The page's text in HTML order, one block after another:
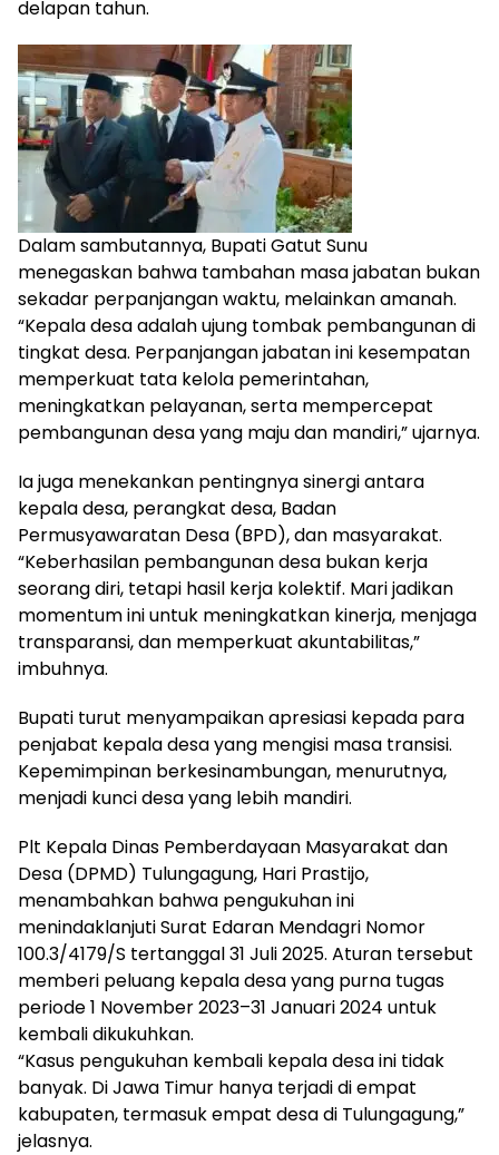
delapan tahun.
Dalam sambutannya, Bupati Gatut Sunu
menegaskan bahwa tambahan masa jabatan bukan
sekadar perpanjangan waktu, melainkan amanah.
“Kepala desa adalah ujung tombak pembangunan di
tingkat desa. Perpanjangan jabatan ini kesempatan
memperkuat tata kelola pemerintahan,
meningkatkan pelayanan, serta mempercepat
pembangunan desa yang maju dan mandiri,” ujarnya.
Ia juga menekankan pentingnya sinergi antara
kepala desa, perangkat desa, Badan
Permusyawaratan Desa (BPD), dan masyarakat.
“Keberhasilan pembangunan desa bukan kerja
seorang diri, tetapi hasil kerja kolektif. Mari jadikan
momentum ini untuk meningkatkan kinerja, menjaga
transparansi, dan memperkuat akuntabilitas,”
imbuhnya.
Bupati turut menyampaikan apresiasi kepada para
penjabat kepala desa yang mengisi masa transisi.
Kepemimpinan berkesinambungan, menurutnya,
menjadi kunci desa yang lebih mandiri.
Plt Kepala Dinas Pemberdayaan Masyarakat dan
Desa (DPMD) Tulungagung, Hari Prastijo,
menambahkan bahwa pengukuhan ini
menindaklanjuti Surat Edaran Mendagri Nomor
100.3/4179/S tertanggal 31 Juli 2025. Aturan tersebut
memberi peluang kepala desa yang purna tugas
periode 1 November 2023–31 Januari 2024 untuk
kembali dikukuhkan.
“Kasus pengukuhan kembali kepala desa ini tidak
banyak. Di Jawa Timur hanya terjadi di empat
kabupaten, termasuk empat desa di Tulungagung,”
jelasnya.